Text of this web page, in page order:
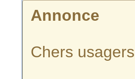
Annonce
Chers